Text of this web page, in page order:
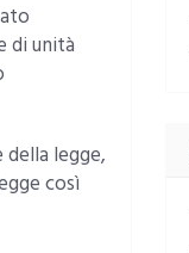
di unità
legge,
così